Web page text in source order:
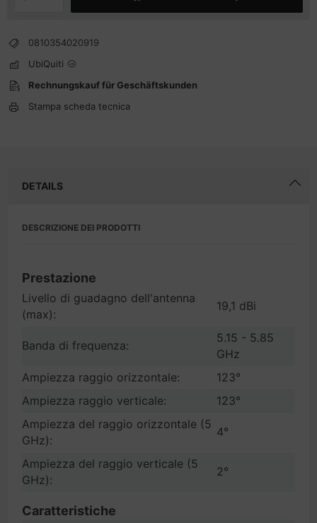
0810354020919
UbiQuiti
Rechnungskauf für Geschäftskunden
Stampa scheda tecnica
DETAILS
DESCRIZIONE DEI PRODOTTI
Prestazione
Livello di guadagno dell'antenna
(max):
19,1 dBi
Banda di frequenza:
5.15 - 5.85
GHz
Ampiezza raggio orizzontale:
123°
Ampiezza raggio verticale:
123°
Ampiezza del raggio orizzontale (5
GHz):
4°
Ampiezza del raggio verticale (5
GHz):
2°
Caratteristiche